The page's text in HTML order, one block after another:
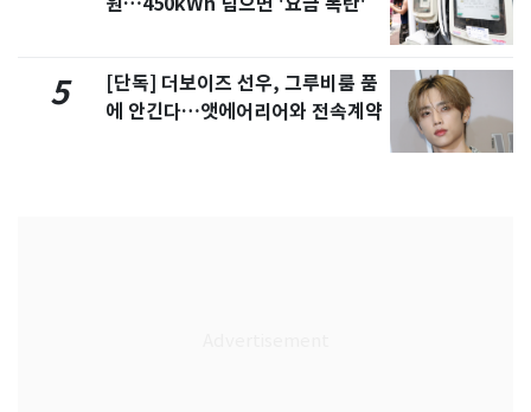
5
[단독] 더보이즈 선우, 그루비룸 품
에 안긴다…앳에어리어와 전속계약